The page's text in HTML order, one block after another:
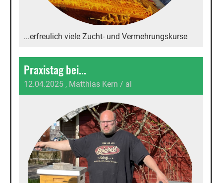
...erfreulich viele Zucht- und Vermehrungskurse
Praxistag bei...
12.04.2025 , Matthias Kern / al